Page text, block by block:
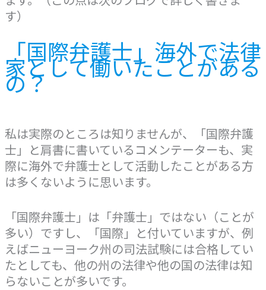
す）
「国際弁護士」海外で法律
家として働いたことがある
の？
私は実際のところは知りませんが、「国際弁護
士」と肩書に書いているコメンテーターも、実
際に海外で弁護士として活動したことがある方
は多くないように思います。
「国際弁護士」は「弁護士」ではない（ことが
多い）ですし、「国際」と付いていますが、例
えばニューヨーク州の司法試験には合格してい
たとしても、他の州の法律や他の国の法律は知
らないことが多いです。